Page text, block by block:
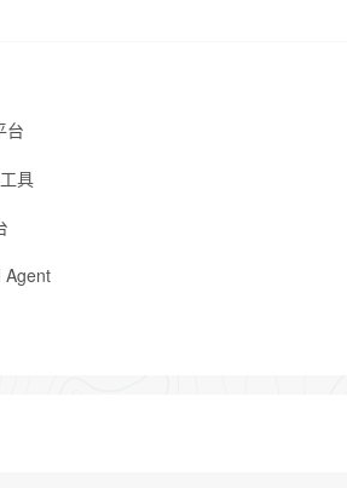
台
具
Agent